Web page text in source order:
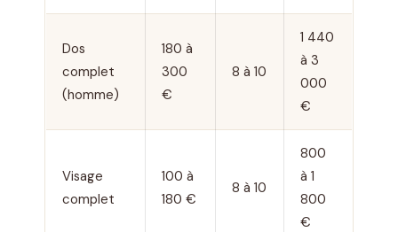
Dos
complet
(homme)
180 à
300
€
8 à 10
1 440
à 3
000
€
Visage
complet
100 à
180 €
8 à 10
800
à 1
800
€